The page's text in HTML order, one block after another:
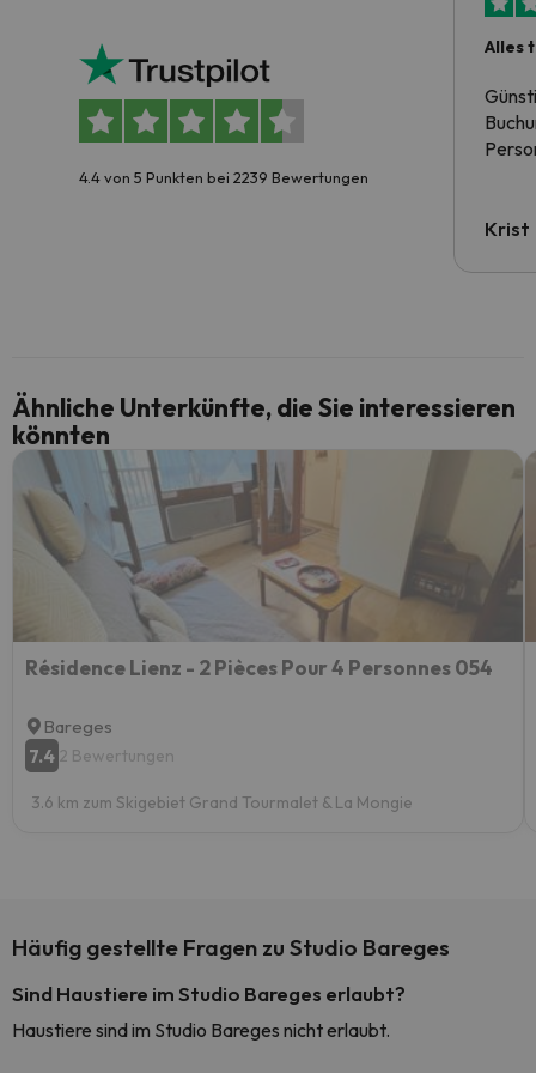
4.4 von 5 Punkten bei 2239 Bewertungen
Alles
Krist
Ähnliche Unterkünfte, die Sie interessieren
könnten
Résidence Lienz - 2 Pièces Pour 4 Personnes 054
Bareges
7.4 2 Bewertungen
3.6 km zum Skigebiet Grand Tourmalet & La Mongie
Häufig gestellte Fragen zu Studio Bareges
Sind Haustiere im Studio Bareges erlaubt?
Haustiere sind im Studio Bareges nicht erlaubt.